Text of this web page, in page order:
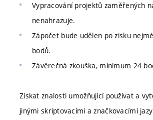
Vypracování projektů zaměřených
nenahrazuje.
Zápočet bude udělen po zisku
bodů.
Závěrečná zkouška, minimum 24
Získat znalosti umožňující používat a
jinými skriptovacími a značkovacími